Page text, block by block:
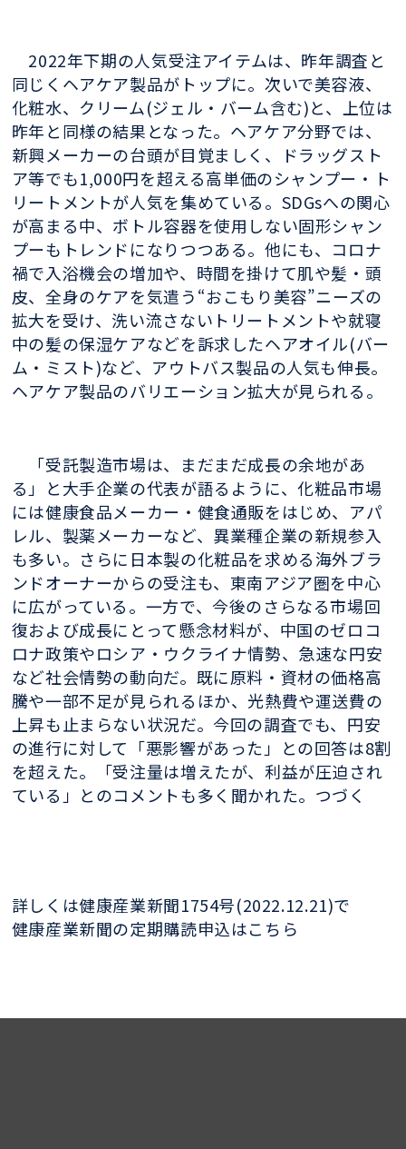
2022年下期の人気受注アイテムは、昨年調査と
同じくヘアケア製品がトップに。次いで美容液、
化粧水、クリーム(ジェル・バーム含む)と、上位は
昨年と同様の結果となった。ヘアケア分野では、
新興メーカーの台頭が目覚ましく、ドラッグスト
ア等でも1,000円を超える高単価のシャンプー・ト
リートメントが人気を集めている。SDGsへの関心
が高まる中、ボトル容器を使用しない固形シャン
プーもトレンドになりつつある。他にも、コロナ
禍で入浴機会の増加や、時間を掛けて肌や髪・頭
皮、全身のケアを気遣う“おこもり美容”ニーズの
拡大を受け、洗い流さないトリートメントや就寝
中の髪の保湿ケアなどを訴求したヘアオイル(バー
ム・ミスト)など、アウトバス製品の人気も伸長。
ヘアケア製品のバリエーション拡大が見られる。
「受託製造市場は、まだまだ成長の余地があ
る」と大手企業の代表が語るように、化粧品市場
には健康食品メーカー・健食通販をはじめ、アパ
レル、製薬メーカーなど、異業種企業の新規参入
も多い。さらに日本製の化粧品を求める海外ブラ
ンドオーナーからの受注も、東南アジア圏を中心
に広がっている。一方で、今後のさらなる市場回
復および成長にとって懸念材料が、中国のゼロコ
ロナ政策やロシア・ウクライナ情勢、急速な円安
など社会情勢の動向だ。既に原料・資材の価格高
騰や一部不足が見られるほか、光熱費や運送費の
上昇も止まらない状況だ。今回の調査でも、円安
の進行に対して「悪影響があった」との回答は8割
を超えた。「受注量は増えたが、利益が圧迫され
ている」とのコメントも多く聞かれた。つづく
詳しくは健康産業新聞1754号(2022.12.21)で
健康産業新聞の定期購読申込はこちら